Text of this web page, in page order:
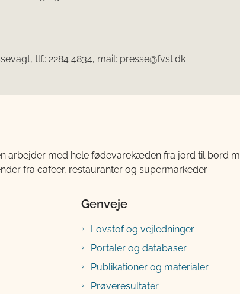
tlf.: 2284 4834, mail: presse@fvst.dk
arbejder med hele fødevarekæden fra jord til bord
fra cafeer, restauranter og supermarkeder.
Genveje
Lovstof og vejledninger
Portaler og databaser
Publikationer og materialer
Prøveresultater